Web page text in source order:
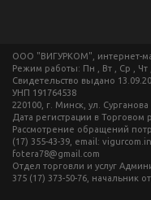
ООО "ВИГУРКОМ", интернет-
Режим работы: Пн , Вт , Ср , Чт
Свидетельство выдано
УНП 191764538
220100, г. Минск, ул.
Дата регистрации в Торговом
Рассмотрение обращений
(17) 355-43-39, email:
fotera78@gmail.com
Отдел торговли и услуг
375 (17) 373-50-76, начальник